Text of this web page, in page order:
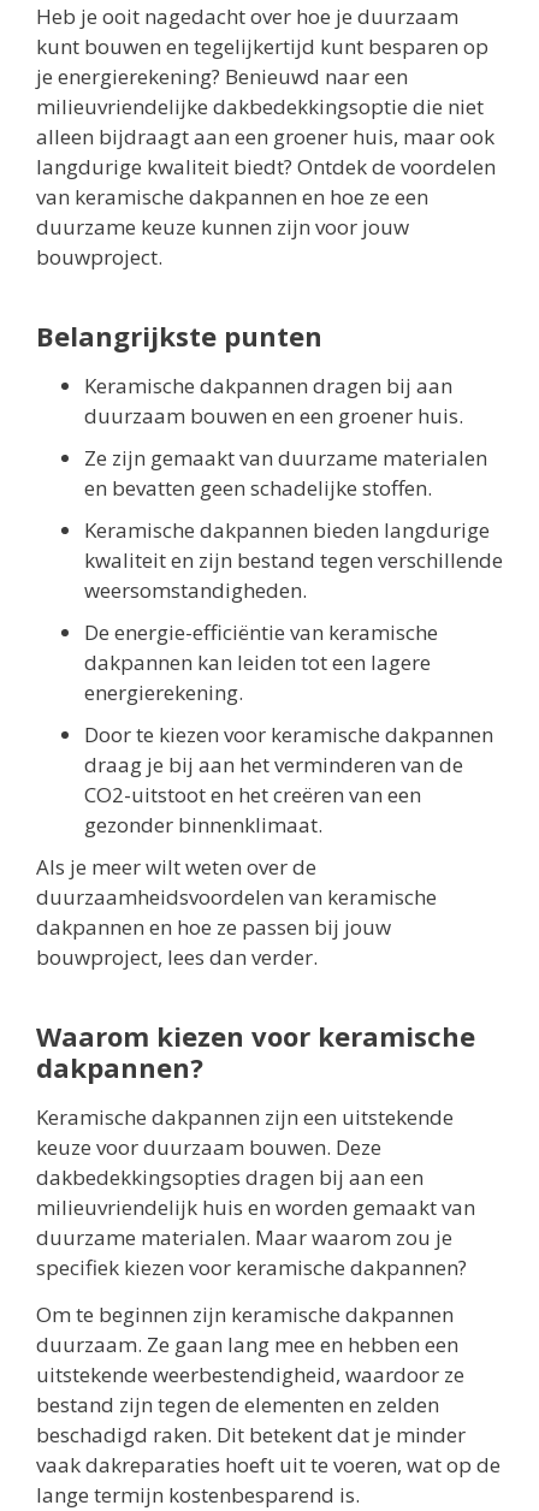
Heb je ooit nagedacht over hoe je duurzaam
kunt bouwen en tegelijkertijd kunt besparen op
je energierekening? Benieuwd naar een
milieuvriendelijke dakbedekkingsoptie die niet
alleen bijdraagt aan een groener huis, maar ook
langdurige kwaliteit biedt? Ontdek de voordelen
van keramische dakpannen en hoe ze een
duurzame keuze kunnen zijn voor jouw
bouwproject.
Belangrijkste punten
Keramische dakpannen dragen bij aan
duurzaam bouwen en een groener huis.
Ze zijn gemaakt van duurzame materialen
en bevatten geen schadelijke stoffen.
Keramische dakpannen bieden langdurige
kwaliteit en zijn bestand tegen verschillende
weersomstandigheden.
De energie-efficiëntie van keramische
dakpannen kan leiden tot een lagere
energierekening.
Door te kiezen voor keramische dakpannen
draag je bij aan het verminderen van de
CO2-uitstoot en het creëren van een
gezonder binnenklimaat.
Als je meer wilt weten over de
duurzaamheidsvoordelen van keramische
dakpannen en hoe ze passen bij jouw
bouwproject, lees dan verder.
Waarom kiezen voor keramische
dakpannen?
Keramische dakpannen zijn een uitstekende
keuze voor duurzaam bouwen. Deze
dakbedekkingsopties dragen bij aan een
milieuvriendelijk huis en worden gemaakt van
duurzame materialen. Maar waarom zou je
specifiek kiezen voor keramische dakpannen?
Om te beginnen zijn keramische dakpannen
duurzaam. Ze gaan lang mee en hebben een
uitstekende weerbestendigheid, waardoor ze
bestand zijn tegen de elementen en zelden
beschadigd raken. Dit betekent dat je minder
vaak dakreparaties hoeft uit te voeren, wat op de
lange termijn kostenbesparend is.